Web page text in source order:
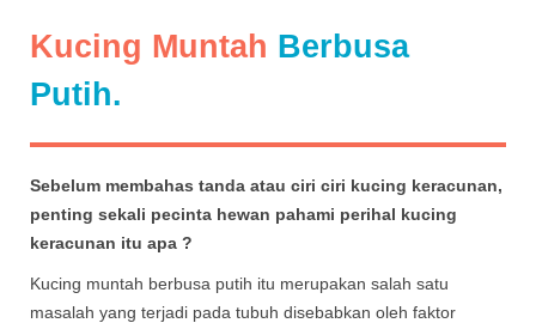
Kucing Muntah Berbusa
Putih.
Sebelum membahas tanda atau ciri ciri kucing keracunan,
penting sekali pecinta hewan pahami perihal kucing
keracunan itu apa ?
Kucing muntah berbusa putih itu merupakan salah satu
masalah yang terjadi pada tubuh disebabkan oleh faktor